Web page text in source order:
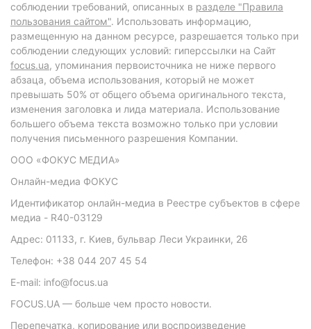
соблюдении требований, описанных в разделе "Правила
пользования сайтом". Использовать информацию,
размещенную на данном ресурсе, разрешается только при
соблюдении следующих условий: гиперссылки на Сайт
focus.ua, упоминания первоисточника не ниже первого
абзаца, объема использования, который не может
превышать 50% от общего объема оригинального текста,
изменения заголовка и лида материала. Использование
большего объема текста возможно только при условии
получения письменного разрешения Компании.
ООО «ФОКУС МЕДИА»
Онлайн-медиа ФОКУС
Идентификатор онлайн-медиа в Реестре субъектов в сфере
медиа - R40-03129
Адрес: 01133, г. Киев, бульвар Леси Украинки, 26
Телефон: +38 044 207 45 54
E-mail: info@focus.ua
FOCUS.UA — больше чем просто новости.
Перепечатка, копирование или воспроизведение